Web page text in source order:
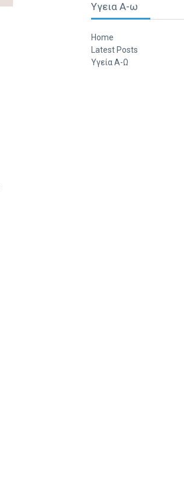
Υγεια Α-ω
Home
Latest Posts
Υγεία Α-Ω